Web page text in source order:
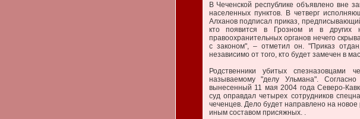
В Чеченской республике объявлено вне
населенных пунктов. В четверг
Алханов подписал приказ,
кто появится в Грозном и в других
правоохранительных органов нечего
с законом", – отметил он. "Приказ
независимо от того, кто будет замечен в
Родственники убитых спезназовцами
называемому "делу Ульмана".
вынесенный 11 мая 2004 года Северо-
суд оправдал четырех сотрудников
чеченцев. Дело будет направлено на
иным составом присяжных. .